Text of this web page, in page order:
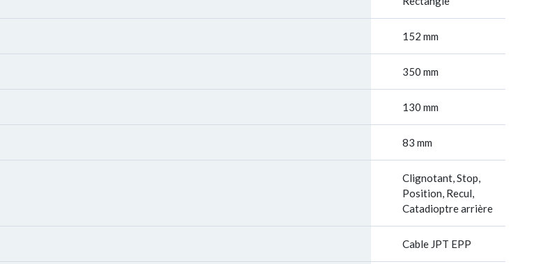
152 mm
350 mm
130 mm
83 mm
Clignotant, Stop,
Position, Recul,
Catadioptre arrière
Cable JPT EPP